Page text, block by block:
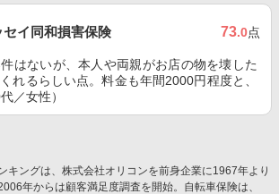
イ同和損害保険 73.0点
はないが、本人や両親がお店の物を壊した
れるらしい点。料金も年間2000円程度と、
／女性）
キングは、株式会社オリコンを前身企業に1967年より
年からは顧客満足度調査を開始。自転車保険は、